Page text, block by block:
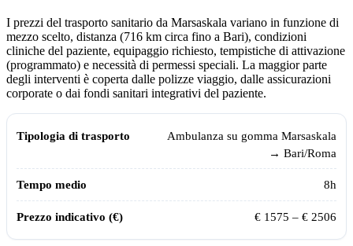
I prezzi del trasporto sanitario da Marsaskala variano in funzione di
mezzo scelto, distanza (716 km circa fino a Bari), condizioni
cliniche del paziente, equipaggio richiesto, tempistiche di attivazione
(programmato) e necessità di permessi speciali. La maggior parte
degli interventi è coperta dalle polizze viaggio, dalle assicurazioni
corporate o dai fondi sanitari integrativi del paziente.
Tempi, distanze e prezzi indicativi per il trasporto sanitario da
Tipologia di trasporto
Ambulanza su gomma Marsaskala
→ Bari/Roma
8h
€ 1575 – € 2506